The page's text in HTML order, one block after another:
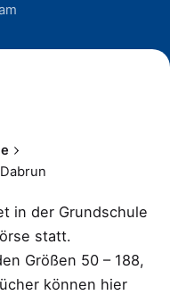
in der Grundschule
statt.
Größen 50 – 188,
können hier